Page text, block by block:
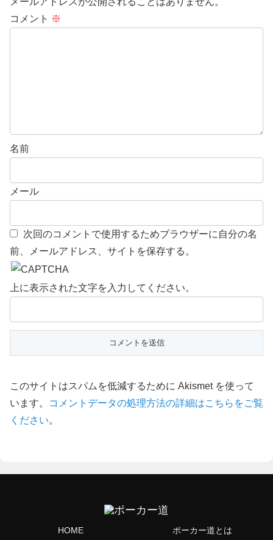
コメント ※
名前
メール
次回のコメントで使用するためブラウザーに自分の名
前、メールアドレス、サイトを保存する。
上に表示された文字を入力してください。
このサイトはスパムを低減するために Akismet を使って
います。
コメントデータの処理方法の詳細はこちらをご覧
ください。
HOME ポーカー道とは